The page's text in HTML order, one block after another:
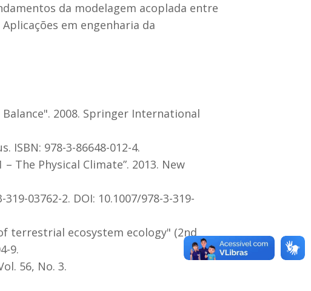
da modelagem acoplada entre
em engenharia da
2008. Springer International
ISBN: 978-3-86648-012-4.
The Physical Climate”. 2013. New
03762-2. DOI: 10.1007/978-3-319-
of terrestrial ecosystem ecology" (2nd
9.
56, No. 3.